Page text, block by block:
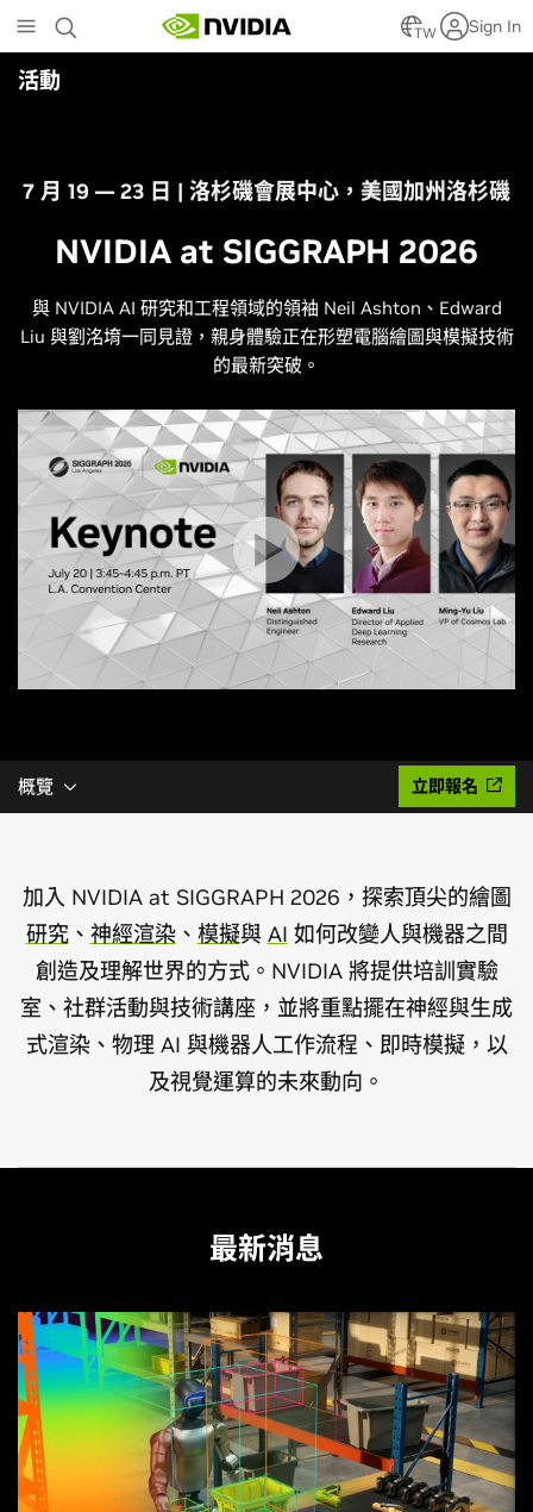
to
main
content
TW Sign In
活動
7 月 19 — 23 日 | 洛杉磯會展中心，美國加州洛杉磯
NVIDIA at SIGGRAPH 2026
與 NVIDIA AI 研究和工程領域的領袖 Neil Ashton、Edward
Liu 與劉洺堉一同見證，親身體驗正在形塑電腦繪圖與模擬技術
的最新突破。
概覽 立即報名
加入 NVIDIA at SIGGRAPH 2026，探索頂尖的繪圖
研究、 神經渲染、 模擬與 AI 如何改變人與機器之間
創造及理解世界的方式。NVIDIA 將提供培訓實驗
室、社群活動與技術講座，並將重點擺在神經與生成
式渲染、物理 AI 與機器人工作流程、即時模擬，以
及視覺運算的未來動向。
最新消息